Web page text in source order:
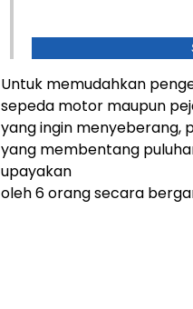
Untuk memudahkan
sepeda motor maupun
yang ingin menyeberang,
yang membentang
upayakan
oleh 6 orang secara